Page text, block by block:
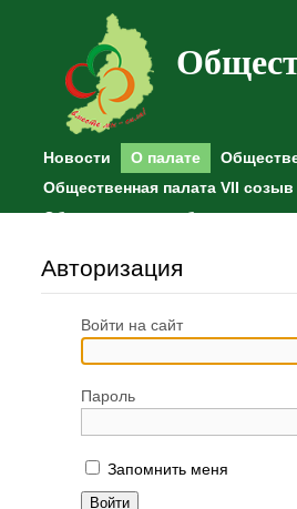
Новости О палате
Общественная палата VII созыв
Общественные наблюдения
Авторизация
Войти на сайт
Пароль
Запомнить меня